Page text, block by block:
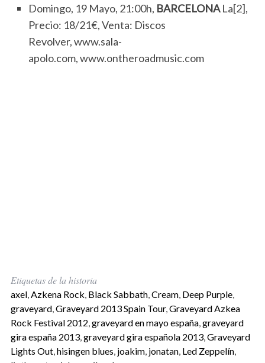
Domingo, 19 Mayo, 21:00h, BARCELONALa[2],
Precio: 18/21€, Venta: Discos
Revolver, www.sala-
apolo.com, www.ontheroadmusic.com
Etiquetas de la historia
axel,Azkena Rock, Black Sabbath,Cream, Deep Purple,
graveyard,Graveyard 2013 Spain Tour,Graveyard Azkea
Rock Festival 2012,graveyard en mayo españa,graveyard
gira españa 2013,graveyard gira española 2013,Graveyard
Lights Out,hisingen blues, joakim, jonatan, Led Zeppelín,